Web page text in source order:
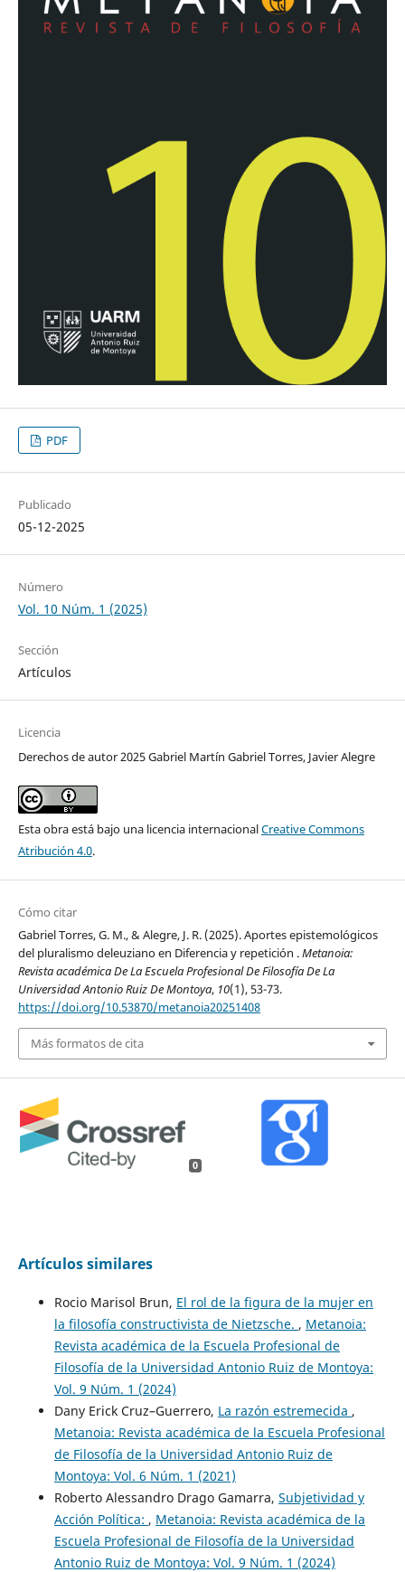
PDF
Publicado
05-12-2025
Número
Vol. 10 Núm. 1 (2025)
Sección
Artículos
Licencia
Derechos de autor 2025 Gabriel Martín Gabriel Torres, Javier Alegre
Esta obra está bajo una licencia internacionalCreative Commons
Atribución 4.0.
Cómo citar
Gabriel Torres, G. M., & Alegre, J. R. (2025). Aportes epistemológicos
del pluralismo deleuziano en Diferencia y repetición .Metanoia:
Revista académica De La Escuela Profesional De Filosofía De La
Universidad Antonio Ruiz De Montoya, 10(1), 53-73.
https://doi.org/10.53870/metanoia20251408
Más formatos de cita
0
Artículos similares
Rocio Marisol Brun, El rol de la figura de la mujer en
la filosofía constructivista de Nietzsche. , Metanoia:
Revista académica de la Escuela Profesional de
Filosofía de la Universidad Antonio Ruiz de Montoya:
Vol. 9 Núm. 1 (2024)
Dany Erick Cruz–Guerrero, La razón estremecida ,
Metanoia: Revista académica de la Escuela Profesional
de Filosofía de la Universidad Antonio Ruiz de
Montoya: Vol. 6 Núm. 1 (2021)
Roberto Alessandro Drago Gamarra, Subjetividad y
Acción Política: , Metanoia: Revista académica de la
Escuela Profesional de Filosofía de la Universidad
Antonio Ruiz de Montoya: Vol. 9 Núm. 1 (2024)